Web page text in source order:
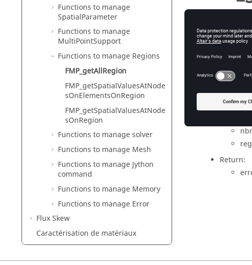
Functions to manage
SpatialParameter
Functions to manage
MultiPointSupport
Functions to manage Regions
FMP_getAllRegion
FMP_getSpatialValuesAtNode
sOnElementsOnRegion
FMP_getSpatialValuesAtNode
sOnRegion
Functions to manage solver
Functions to manage Mesh
Functions to manage Jython
command
Functions to manage Memory
Functions to manage Error
Flux Skew
Caractérisation de matériaux
Altair Material Datacenter (AMDC)
Get
H_ERROR
Input:
Return: